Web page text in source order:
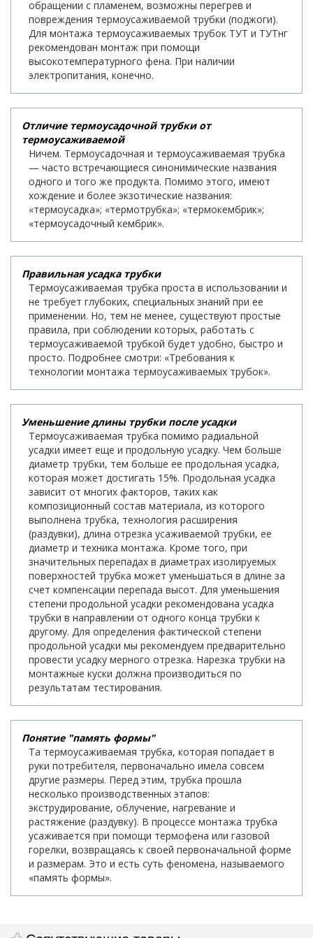
обращении с пламенем, возможны перегрев и
повреждения термоусаживаемой трубки (поджоги).
Для монтажа термоусаживаемых трубок ТУТ и ТУТнг
рекомендован монтаж при помощи
высокотемпературного фена. При наличии
электропитания, конечно.
Отличие термоусадочной трубки от
термоусаживаемой
Ничем. Термоусадочная и термоусаживаемая трубка
— часто встречающиеся синонимические названия
одного и того же продукта. Помимо этого, имеют
хождение и более экзотические названия:
«термоусадка»; «термотрубка»; «термокембрик»;
«термоусадочный кембрик».
Правильная усадка трубки
Термоусаживаемая трубка проста в использовании и
не требует глубоких, специальных знаний при ее
применении. Но, тем не менее, существуют простые
правила, при соблюдении которых, работать с
термоусаживаемой трубкой будет удобно, быстро и
просто. Подробнее смотри: «Требования к
технологии монтажа термоусаживаемых трубок».
Уменьшение длины трубки после усадки
Термоусаживаемая трубка помимо радиальной
усадки имеет еще и продольную усадку. Чем больше
диаметр трубки, тем больше ее продольная усадка,
которая может достигать 15%. Продольная усадка
зависит от многих факторов, таких как
композиционный состав материала, из которого
выполнена трубка, технология расширения
(раздувки), длина отрезка усаживаемой трубки, ее
диаметр и техника монтажа. Кроме того, при
значительных перепадах в диаметрах изолируемых
поверхностей трубка может уменьшаться в длине за
счет компенсации перепада высот. Для уменьшения
степени продольной усадки рекомендована усадка
трубки в направлении от одного конца трубки к
другому. Для определения фактической степени
продольной усадки мы рекомендуем предварительно
провести усадку мерного отрезка. Нарезка трубки на
монтажные куски должна производиться по
результатам тестирования.
Понятие "память формы"
Та термоусаживаемая трубка, которая попадает в
руки потребителя, первоначально имела совсем
другие размеры. Перед этим, трубка прошла
несколько производственных этапов:
экструдирование, облучение, нагревание и
растяжение (раздувку). В процессе монтажа трубка
усаживается при помощи термофена или газовой
горелки, возвращаясь к своей первоначальной форме
и размерам. Это и есть суть феномена, называемого
«память формы».